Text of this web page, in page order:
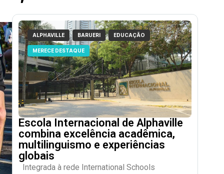
ALPHAVILLE BARUERI EDUCAÇÃO
MERECE DESTAQUE
Escola Internacional de Alphaville
combina excelência acadêmica,
multilinguismo e experiências
globais
Integrada à rede International Schools